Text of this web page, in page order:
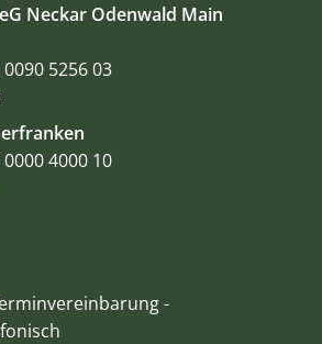
Neckar Odenwald Main
5256 03
4000 10
-